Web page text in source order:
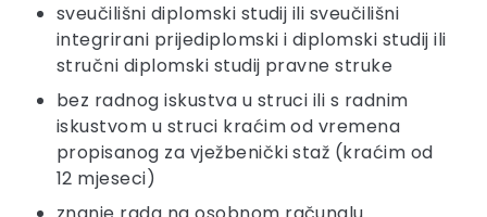
sveučilišni diplomski studij ili sveučilišni
integrirani prijediplomski i diplomski studij ili
stručni diplomski studij pravne struke
bez radnog iskustva u struci ili s radnim
iskustvom u struci kraćim od vremena
propisanog za vježbenički staž (kraćim od
12 mjeseci)